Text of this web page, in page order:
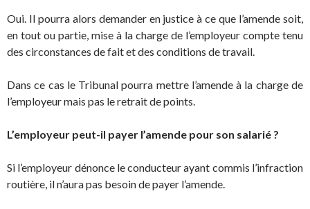
Oui. Il pourra alors demander en justice à ce que l’amende soit,
en tout ou partie, mise à la charge de l’employeur compte tenu
des circonstances de fait et des conditions de travail.
Dans ce cas le Tribunal pourra mettre l’amende à la charge de
l’employeur mais pas le retrait de points.
L’employeur peut-il payer l’amende pour son salarié ?
Si l’employeur dénonce le conducteur ayant commis l’infraction
routière, il n’aura pas besoin de payer l’amende.